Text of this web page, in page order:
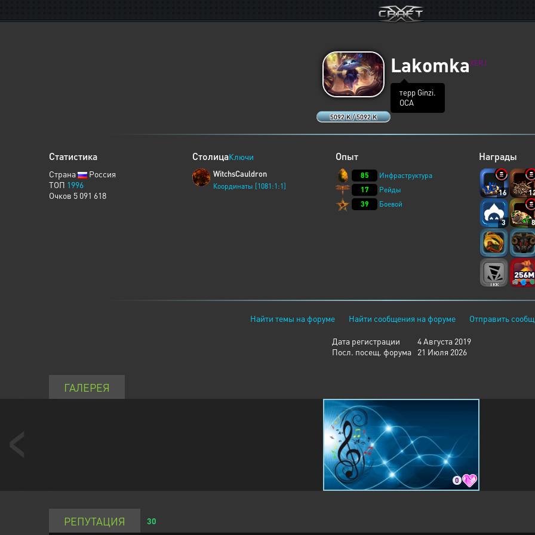
5092 K / 5092 K
LakomkaXERJ
терр Ginzi.
ОСА
Статистика
Страна
Россия
ТОП 1996
Очков 5 091 618
СтолицаКлючи
WitchsCauldron
Координаты [1081:1:1]
Опыт
85
Инфраструктура
17
Рейды
39
Боевой
Награды
16
3 8
Найти темы на форуме Найти сообщения на форуме Отправить
Дата регистрации
4 Августа 2019
Посл. посещ. форума
21 Июля 2026
ГАЛЕРЕЯ
0
РЕПУТАЦИЯ 30